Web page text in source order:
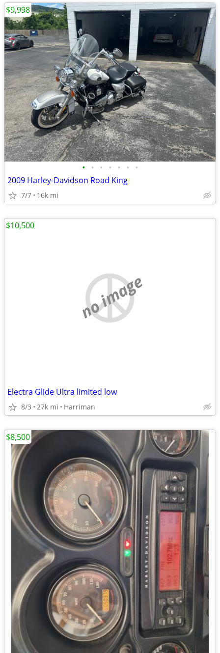
• • • • • • •
2009 Harley-Davidson Road King
7/7 16k mi
$9,998
no image
Electra Glide Ultra limited low
8/3 27k mi Harriman
$10,500
$8,500